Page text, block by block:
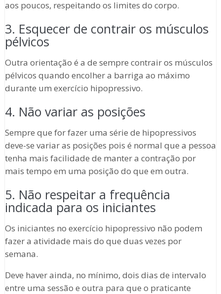
aos poucos, respeitando os limites do corpo.
3. Esquecer de contrair os músculos
pélvicos
Outra orientação é a de sempre contrair os músculos
pélvicos quando encolher a barriga ao máximo
durante um exercício hipopressivo.
4. Não variar as posições
Sempre que for fazer uma série de hipopressivos
deve-se variar as posições pois é normal que a pessoa
tenha mais facilidade de manter a contração por
mais tempo em uma posição do que em outra.
5. Não respeitar a frequência
indicada para os iniciantes
Os iniciantes no exercício hipopressivo não podem
fazer a atividade mais do que duas vezes por
semana.
Deve haver ainda, no mínimo, dois dias de intervalo
entre uma sessão e outra para que o praticante